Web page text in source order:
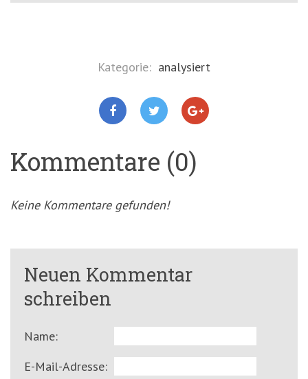
Kategorie: analysiert
Kommentare (0)
Keine Kommentare gefunden!
Neuen Kommentar
schreiben
Name:
E-Mail-Adresse: